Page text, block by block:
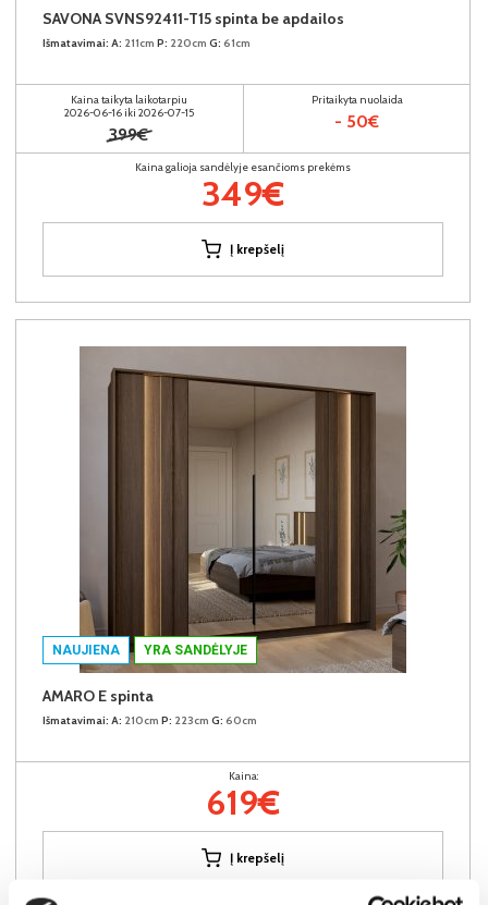
SAVONA SVNS92411-T15 spinta be apdailos
Išmatavimai: A: 211cm P: 220cm G: 61cm
Kaina taikyta laikotarpiu
2026-06-16 iki 2026-07-15
399€
Pritaikyta nuolaida
- 50€
Kaina galioja sandėlyje esančioms prekėms
349€
Į krepšelį
NAUJIENA YRA SANDĖLYJE
AMARO E spinta
Išmatavimai: A: 210cm P: 223cm G: 60cm
Kaina:
619€
Į krepšelį